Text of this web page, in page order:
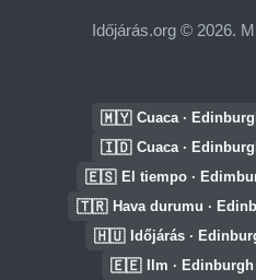
Időjárás.org © 2026.
🇲🇾 Cuaca ·
🇮🇩 Cuaca ·
🇪🇸 El tiempo ·
🇹🇷 Hava durumu ·
🇭🇺 Időjárás ·
🇪🇪 Ilm ·